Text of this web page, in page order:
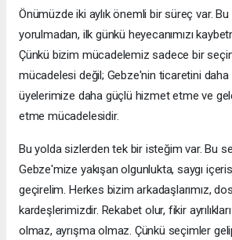
Önümüzde iki aylık önemli bir süreç var.
yorulmadan, ilk günkü heyecanımızı
Çünkü bizim mücadelemiz sadece bir
mücadelesi değil; Gebze'nin ticaretini daha
üyelerimize daha güçlü hizmet etme ve
etme mücadelesidir.
Bu yolda sizlerden tek bir isteğim var. Bu
Gebze'mize yakışan olgunlukta, saygı
geçirelim. Herkes bizim arkadaşlarımız,
kardeşlerimizdir. Rekabet olur, fikir ayrılıkları
olmaz, ayrışma olmaz. Çünkü seçimler